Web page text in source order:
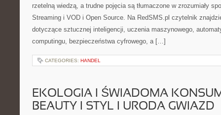
rzetelną wiedzą, a trudne pojęcia są tłumaczone w zrozumiały
Streaming i VOD i Open Source. Na RedSMS.pl czytelnik
dotyczące sztucznej inteligencji, uczenia maszynowego,
computingu, bezpieczeństwa cyfrowego, a […]
CATEGORIES: HANDEL
EKOLOGIA I ŚWIADOMA
BEAUTY I STYL I URODA GWIAZD